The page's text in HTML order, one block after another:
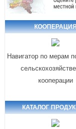
Навигатор по мерам
кооперации
КАТАЛОГ